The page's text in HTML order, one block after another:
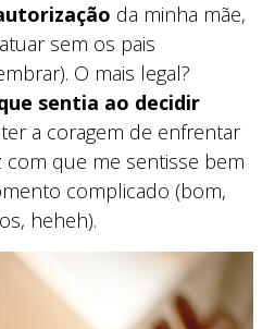
da minha mãe,
sem os pais
O mais legal?
sentia ao decidir
a coragem de enfrentar
com que me sentisse bem
complicado (bom,
heheh).